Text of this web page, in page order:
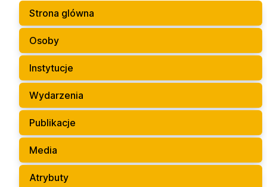
Strona glówna
Osoby
Instytucje
Wydarzenia
Publikacje
Media
Atrybuty